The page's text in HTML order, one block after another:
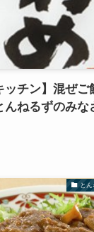
ッチン】混ぜ
んねるずのみな
とん